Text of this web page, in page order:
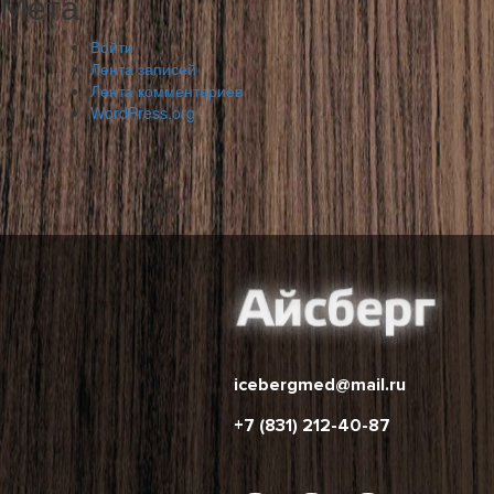
Войти
Лента записей
Лента комментариев
WordPress.org
icebergmed@mail.ru
+7 (831) 212-40-87